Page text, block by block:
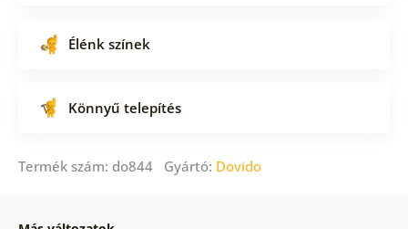
Élénk színek
Könnyű telepítés
Termék szám: do844 Gyártó: Dovido